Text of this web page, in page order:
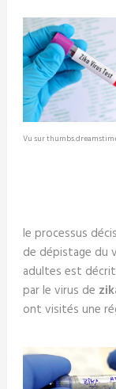
Vu sur
le processus
de dépistage du
adultes est
par le virus de
ont visités une